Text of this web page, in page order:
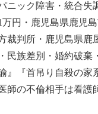
ニック障害・統合失
円・鹿児島県鹿児
裁判所・鹿児島県鹿
民族差別・婚約破棄
『首吊り自殺の家
師の不倫相手は看護